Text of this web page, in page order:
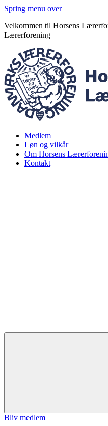
Spring menu over
Velkommen til Horsens
Lærerforening
Medlem
Løn og vilkår
Om Horsens
Kontakt
Bliv medlem